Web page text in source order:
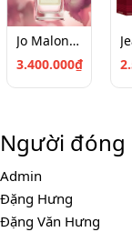
Jo Malone Peony & Blush Suede Cologne (100ml)
3.400.000₫
Người
Admin
Đặng Hưng
Đặng Văn Hưng